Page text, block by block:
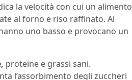
la velocità con cui un alimento
al forno e riso raffinato. Al
uno basso e provocano un
proteine e grassi sani.
l’assorbimento degli zuccheri